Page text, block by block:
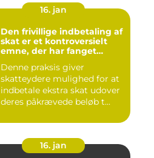
16. jan
Den frivillige indbetaling af
skat er et kontroversielt
emne, der har fanget
individer
Denne praksis giver
skatteydere mulighed for at
indbetale ekstra skat udover
deres påkrævede beløb t...
16. jan